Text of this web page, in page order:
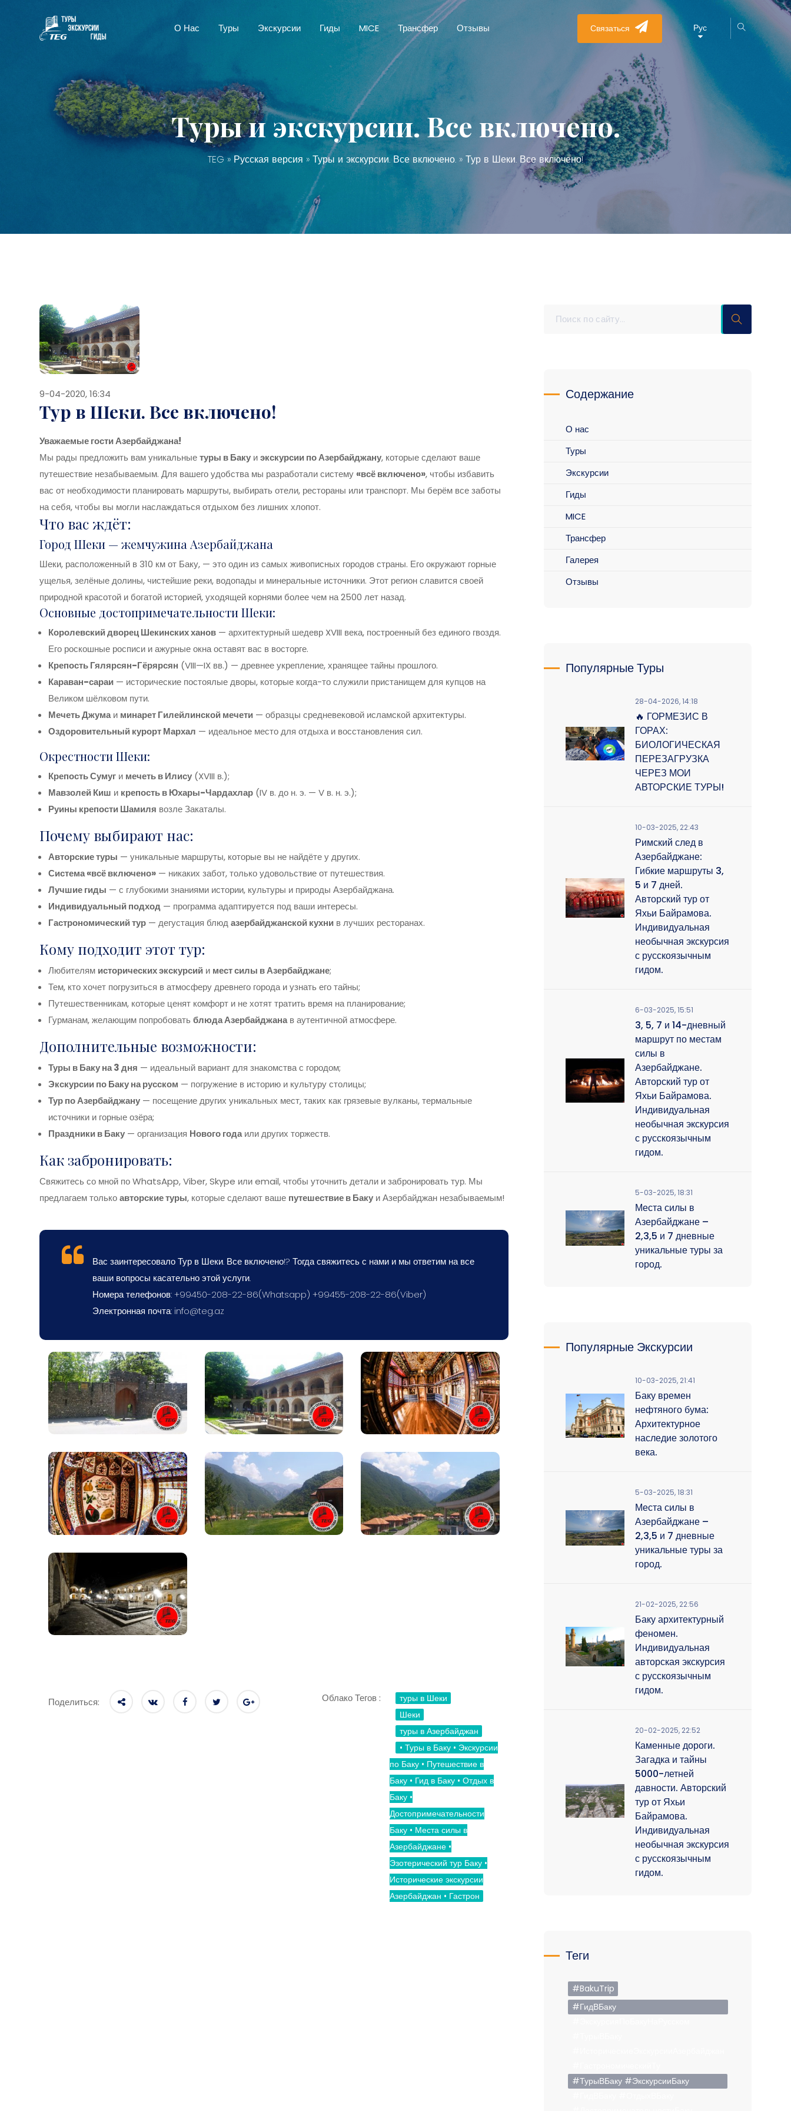
О Нас Туры Экскурсии Гиды MICE Трансфер Отзывы Связаться Рус
Туры и экскурсии. Все включено.
TEG» Русская версия » Туры и экскурсии. Все включено.» Тур в Шеки. Все включено!
9-04-2020, 16:34
Тур в Шеки. Все включено!
Уважаемые гости Азербайджана!
Мы рады предложить вам уникальныетуры в Баку иэкскурсии по Азербайджану, которые сделают ваше
путешествие незабываемым. Для вашего удобства мы разработали систему «всё включено», чтобы избавить
вас от необходимости планировать маршруты, выбирать отели, рестораны или транспорт. Мы берём все заботы
на себя, чтобы вы могли наслаждаться отдыхом без лишних хлопот.
Что вас ждёт:
Город Шеки — жемчужина Азербайджана
Шеки, расположенный в 310 км от Баку, — это один из самых живописных городов страны. Его окружают горные
ущелья, зелёные долины, чистейшие реки, водопады и минеральные источники. Этот регион славится своей
природной красотой и богатой историей, уходящей корнями более чем на 2500 лет назад.
Основные достопримечательности Шеки:
Королевский дворец Шекинских ханов — архитектурный шедевр XVIII века, построенный без единого гвоздя.
Его роскошные росписи и ажурные окна оставят вас в восторге.
Крепость Гялярсян-Гёрярсян (VIII—IX вв.) — древнее укрепление, хранящее тайны прошлого.
Караван-сараи — исторические постоялые дворы, которые когда-то служили пристанищем для купцов на
Великом шёлковом пути.
Мечеть Джумаи минарет Гилейлинской мечети — образцы средневековой исламской архитектуры.
Оздоровительный курорт Мархал — идеальное место для отдыха и восстановления сил.
Окрестности Шеки:
Крепость Сумуг и мечеть в Илису (XVIII в.);
Мавзолей Киш и крепость в Юхары-Чардахлар (IV в. до н. э. — V в. н. э.);
Руины крепости Шамиля возле Закаталы.
Почему выбирают нас:
Авторские туры — уникальные маршруты, которые вы не найдёте у других.
Система «всё включено» — никаких забот, только удовольствие от путешествия.
Лучшие гиды — с глубокими знаниями истории, культуры и природы Азербайджана.
Индивидуальный подход — программа адаптируется под ваши интересы.
Гастрономический тур — дегустация блюдазербайджанской кухни в лучших ресторанах.
Кому подходит этот тур:
Любителям исторических экскурсий и мест силы в Азербайджане;
Тем, кто хочет погрузиться в атмосферу древнего города и узнать его тайны;
Путешественникам, которые ценят комфорт и не хотят тратить время на планирование;
Гурманам, желающим попробоватьблюда Азербайджанав аутентичной атмосфере.
Дополнительные возможности:
Туры в Баку на 3 дня — идеальный вариант для знакомства с городом;
Экскурсии по Баку на русском — погружение в историю и культуру столицы;
Тур по Азербайджану — посещение других уникальных мест, таких как грязевые вулканы, термальные
источники и горные озёра;
Праздники в Баку — организация Нового годаили других торжеств.
Как забронировать:
Свяжитесь со мной по WhatsApp, Viber, Skype или email, чтобы уточнить детали и забронировать тур. Мы
предлагаем толькоавторские туры, которые сделают ваше путешествие в Баку и Азербайджан незабываемым!
Вас заинтересовало Тур в Шеки. Все включено!? Тогда свяжитесь с нами и мы ответим на все
ваши вопросы касательно этой услуги.
Номера телефонов: +99450-208-22-86(Whatsapp) +99455-208-22-86(Viber)
Электронная почта: info@teg.az
Поделиться: Облако Тегов :
туры в Шеки
Шеки
туры в Азербайджан
• Туры в Баку • Экскурсии
по Баку • Путешествие в
Баку • Гид в Баку • Отдых в
Баку •
Достопримечательности
Баку • Места силы в
Азербайджане •
Эзотерический тур Баку •
Исторические экскурсии
Азербайджан • Гастрон
Содержание
О нас
Туры
Экскурсии
Гиды
MICE
Трансфер
Галерея
Отзывы
Популярные Туры
28-04-2026, 14:18
🔥 ГОРМЕЗИС В
ГОРАХ:
БИОЛОГИЧЕСКАЯ
ПЕРЕЗАГРУЗКА
ЧЕРЕЗ МОИ
АВТОРСКИЕ ТУРЫ!
10-03-2025, 22:43
Римский след в
Азербайджане:
Гибкие маршруты 3,
5 и 7 дней.
Авторский тур от
Яхьи Байрамова.
Индивидуальная
необычная экскурсия
с русскоязычным
гидом.
6-03-2025, 15:51
3, 5, 7 и 14-дневный
маршрут по местам
силы в
Азербайджане.
Авторский тур от
Яхьи Байрамова.
Индивидуальная
необычная экскурсия
с русскоязычным
гидом.
5-03-2025, 18:31
Места силы в
Азербайджане –
2,3,5 и 7 дневные
уникальные туры за
город.
Популярные Экскурсии
10-03-2025, 21:41
Баку времен
нефтяного бума:
Архитектурное
наследие золотого
века.
5-03-2025, 18:31
Места силы в
Азербайджане –
2,3,5 и 7 дневные
уникальные туры за
город.
21-02-2025, 22:56
Баку архитектурный
феномен.
Индивидуальная
авторская экскурсия
с русскоязычным
гидом.
20-02-2025, 22:52
Каменные дороги.
Загадка и тайны
5000-летней
давности. Авторский
тур от Яхьи
Байрамова.
Индивидуальная
необычная экскурсия
с русскоязычным
гидом.
Теги
#BakuTrip
#ГидВБаку
#ТурыВБаку #ЭкскурсииБаку